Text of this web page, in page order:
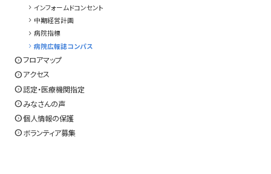
chevron_right インフォームドコンセント
chevron_right 中期経営計画
chevron_right 病院指標
chevron_right 病院広報誌コンパス
expand_circle_rightフロアマップ
expand_circle_rightアクセス
expand_circle_right認定・医療機関指定
expand_circle_rightみなさんの声
expand_circle_right個人情報の保護
expand_circle_rightボランティア募集